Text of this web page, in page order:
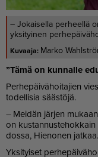
– Jokaisella perheellä
yksityinen
Marko
”Tämä on kun­nal­le
Per­he­päi­vä­hoi­ta­jien
to­del­li­sia sääs­tö­jä.
– Mei­dän jär­jen
on
dos­sa, Hie­no­nen jat­kaa.
Yk­si­tyi­set